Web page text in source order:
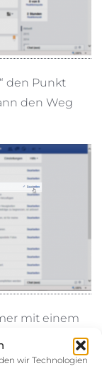
wir Technologien
den Punkt
den Weg
mit einem
funktionieren,
noch die